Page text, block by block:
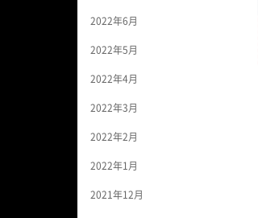
2022年6月
2022年5月
2022年4月
2022年3月
2022年2月
2022年1月
2021年12月